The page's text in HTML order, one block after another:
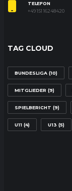
TELEFON
+49 151 16248420
TAG CLOUD
BUNDESLIGA (10)
MITGLIEDER (9)
SPIELBERICHT (9)
U11 (4) U13 (5)